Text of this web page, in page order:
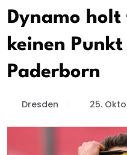
Dynamo
keinen
Paderborn
Dresden 25.